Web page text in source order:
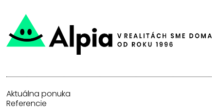
Aktuálna ponuka
Referencie